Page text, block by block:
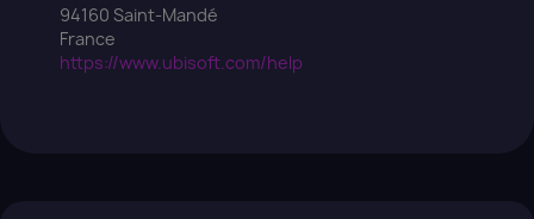
94160 Saint-Mandé
France
https://www.ubisoft.com/help